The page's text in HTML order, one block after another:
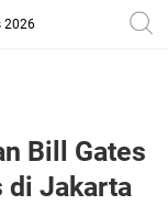
2026
Bill Gates
di Jakarta